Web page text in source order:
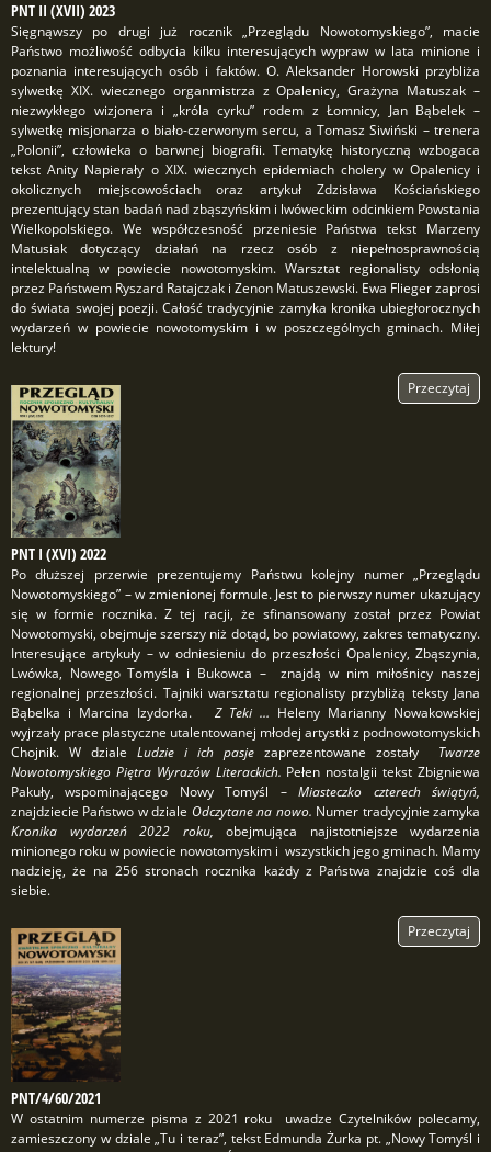
PNT II (XVII) 2023
Sięgnąwszy po drugi już rocznik „Przeglądu Nowotomyskiego”, macie
Państwo możliwość odbycia kilku interesujących wypraw w lata minione i
poznania interesujących osób i faktów. O. Aleksander Horowski przybliża
sylwetkę XIX. wiecznego organmistrza z Opalenicy, Grażyna Matuszak –
niezwykłego wizjonera i „króla cyrku” rodem z Łomnicy, Jan Bąbelek –
sylwetkę misjonarza o biało-czerwonym sercu, a Tomasz Siwiński – trenera
„Polonii”, człowieka o barwnej biografii. Tematykę historyczną wzbogaca
tekst Anity Napierały o XIX. wiecznych epidemiach cholery w Opalenicy i
okolicznych miejscowościach oraz artykuł Zdzisława Kościańskiego
prezentujący stan badań nad zbąszyńskim i lwóweckim odcinkiem Powstania
Wielkopolskiego. We współczesność przeniesie Państwa tekst Marzeny
Matusiak dotyczący działań na rzecz osób z niepełnosprawnością
intelektualną w powiecie nowotomyskim. Warsztat regionalisty odsłonią
przez Państwem Ryszard Ratajczak i Zenon Matuszewski. Ewa Flieger zaprosi
do świata swojej poezji. Całość tradycyjnie zamyka kronika ubiegłorocznych
wydarzeń w powiecie nowotomyskim i w poszczególnych gminach. Miłej
lektury!
Przeczytaj
PNT I (XVI) 2022
Po dłuższej przerwie prezentujemy Państwu kolejny numer „Przeglądu
Nowotomyskiego” – w zmienionej formule. Jest to pierwszy numer ukazujący
się w formie rocznika. Z tej racji, że sfinansowany został przez Powiat
Nowotomyski, obejmuje szerszy niż dotąd, bo powiatowy, zakres tematyczny.
Interesujące artykuły – w odniesieniu do przeszłości Opalenicy, Zbąszynia,
Lwówka, Nowego Tomyśla i Bukowca – znajdą w nim miłośnicy naszej
regionalnej przeszłości. Tajniki warsztatu regionalisty przybliżą teksty Jana
Bąbelka i Marcina Izydorka.
Z Teki … Heleny Marianny Nowakowskiej
wyjrzały prace plastyczne utalentowanej młodej artystki z podnowotomyskich
Chojnik. W dziale Ludzie i ich pasje zaprezentowane zostały Twarze
Nowotomyskiego Piętra Wyrazów Literackich. Pełen nostalgii tekst Zbigniewa
Pakuły, wspominającego Nowy Tomyśl –Miasteczko czterech świątyń,
znajdziecie Państwo w dziale Odczytane na nowo. Numer tradycyjnie zamyka
Kronika wydarzeń 2022 roku, obejmująca najistotniejsze wydarzenia
minionego roku w powiecie nowotomyskim i wszystkich jego gminach. Mamy
nadzieję, że na 256 stronach rocznika każdy z Państwa znajdzie coś dla
siebie.
Przeczytaj
PNT/4/60/2021
W ostatnim numerze pisma z 2021 roku uwadze Czytelników polecamy,
zamieszczony w dziale „Tu i teraz”, tekst Edmunda Żurka pt. „Nowy Tomyśl i